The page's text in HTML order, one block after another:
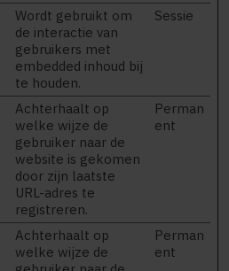
Wordt gebruikt om
de interactie van
gebruikers met
embedded inhoud bij
te houden.
Sessie
Achterhaalt op
welke wijze de
gebruiker naar de
website is gekomen
door zijn laatste
URL-adres te
registreren.
Perman
ent
Achterhaalt op
welke wijze de
Perman
ent